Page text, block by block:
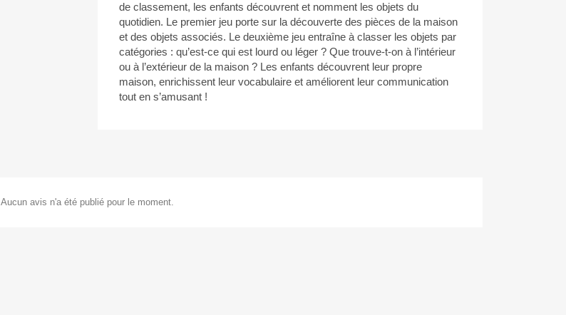
de classement, les enfants découvrent et nomment les objets du
quotidien. Le premier jeu porte sur la découverte des pièces de la maison
et des objets associés. Le deuxième jeu entraîne à classer les objets par
catégories : qu’est-ce qui est lourd ou léger ? Que trouve-t-on à l’intérieur
ou à l’extérieur de la maison ? Les enfants découvrent leur propre
maison, enrichissent leur vocabulaire et améliorent leur communication
tout en s’amusant !
Aucun avis n'a été publié pour le moment.